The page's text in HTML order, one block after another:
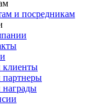
и посредникам